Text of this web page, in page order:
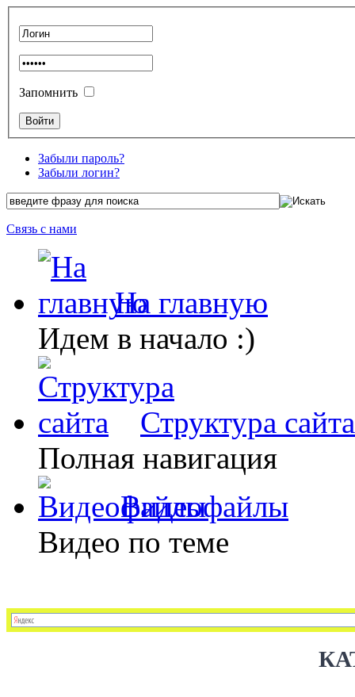
Запомнить
Забыли пароль?
Забыли логин?
Связь с нами
На главную
Идем в начало :)
Структура сайта
Полная навигация
Видеофайлы
Видео по теме